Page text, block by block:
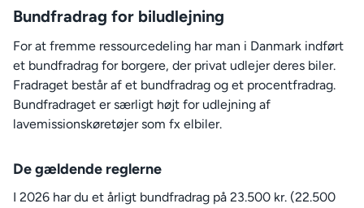
Bundfradrag for biludlejning
For at fremme ressourcedeling har man i Danmark indført
et bundfradrag for borgere, der privat udlejer deres biler.
Fradraget består af et bundfradrag og et procentfradrag.
Bundfradraget er særligt højt for udlejning af
lavemissionskøretøjer som fx elbiler.
De gældende reglerne
I 2026 har du et årligt bundfradrag på 23.500 kr. (22.500